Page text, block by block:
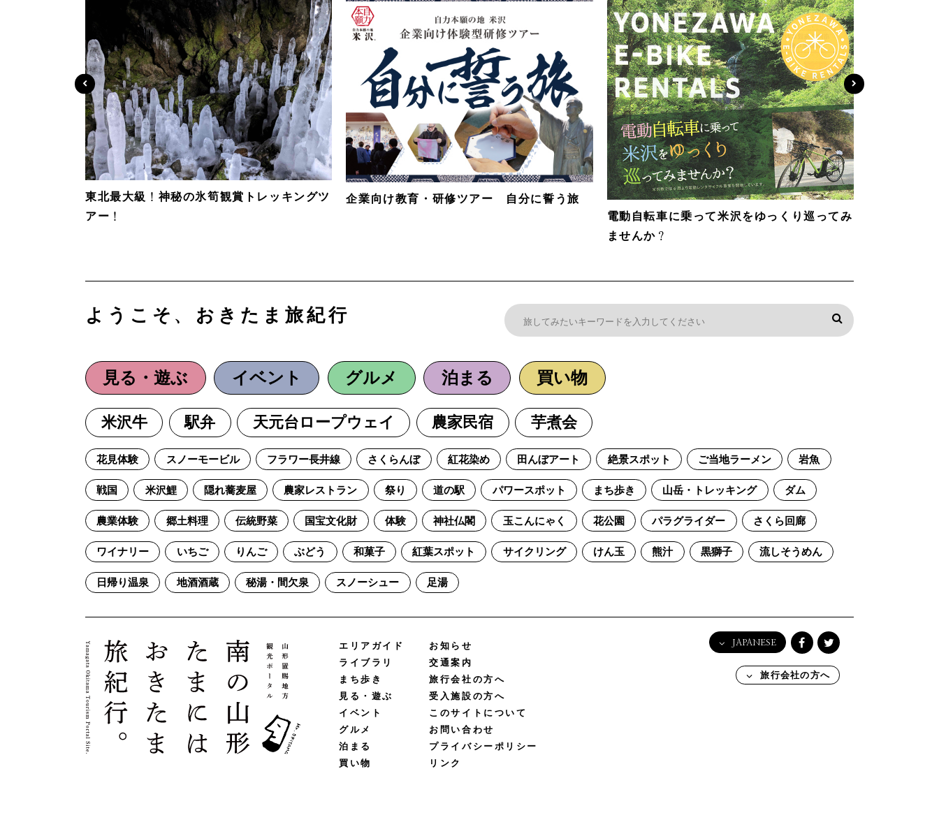
東北最大級！神秘の氷筍観賞トレッキングツ
アー！
企業向け教育・研修ツアー 自分に誓う旅
電動自転車に乗って米沢をゆっくり巡ってみ
ませんか？
ようこそ、おきたま旅紀行
見る・遊ぶ イベント グルメ 泊まる 買い物
米沢牛 駅弁 天元台ロープウェイ 農家民宿 芋煮会
花見体験 スノーモービル フラワー長井線 さくらんぼ 紅花染め 田んぼアート 絶景スポット ご当地ラーメン 岩魚
戦国 米沢鯉 隠れ蕎麦屋 農家レストラン 祭り 道の駅 パワースポット まち歩き 山岳・トレッキング ダム
農業体験 郷土料理 伝統野菜 国宝文化財 体験 神社仏閣 玉こんにゃく 花公園 パラグライダー さくら回廊
ワイナリー いちご りんご ぶどう 和菓子 紅葉スポット サイクリング けん玉 熊汁 黒獅子 流しそうめん
日帰り温泉 地酒酒蔵 秘湯・間欠泉 スノーシュー 足湯
エリアガイド
ライブラリ
まち歩き
見る・遊ぶ
イベント
グルメ
泊まる
買い物
お知らせ
交通案内
旅行会社の方へ
受入施設の方へ
このサイトについて
お問い合わせ
プライバシーポリシー
リンク
JAPANESE
English
日本語
旅行会社の方へ